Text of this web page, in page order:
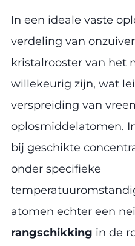
In een ideale vaste
verdeling van
kristalrooster van het
willekeurig zijn, wat
verspreiding van
oplosmiddelatomen.
bij geschikte
onder specifieke
atomen echter een
rangschikking in de